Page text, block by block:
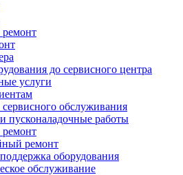
до сервисного центра
услуги
обслуживания
пусконаладочные работы
ремонт
оборудования
обслуживание